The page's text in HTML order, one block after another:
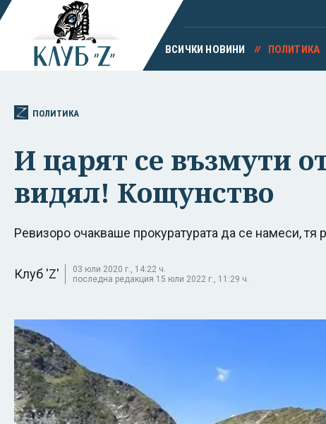
ВСИЧКИ НОВИНИ ПОЛИТИКА
ПОЛИТИКА
И царят се възмути
видял! Кощунство
Ревизоро очакваше прокуратурата да се намеси, тя
Клуб 'Z'
03 юли 2020 г., 14:22 ч.
последна редакция 15 юли 2022 г., 11:29 ч.